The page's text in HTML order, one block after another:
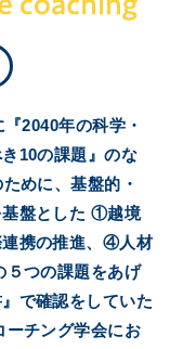
2040年の科学・
10の課題』のな
めに、基盤的・
盤とした ①越境
携の推進、④人材
５つの課題をあげ
で確認をしていた
ーチング学会にお